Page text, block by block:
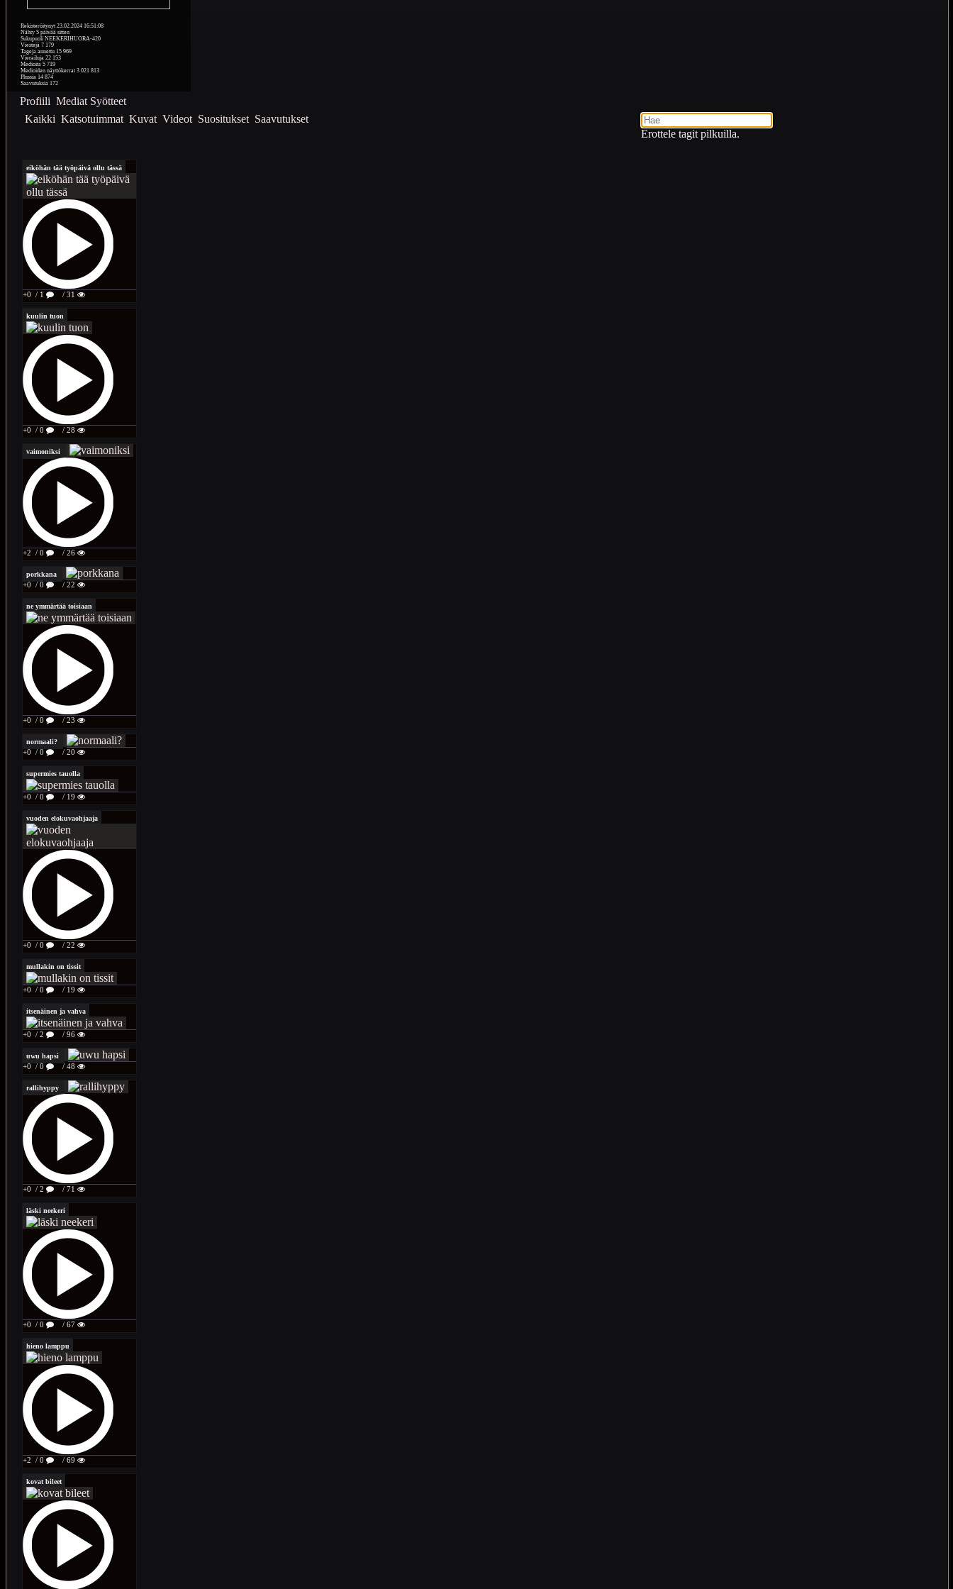
Rekisteröitynyt 23.02.2024 16:51:08
Nähty 5 päivää sitten
Sukupuoli NEEKERIHUORA-420
Viestejä 7 179
Tageja annettu 15 969
Vierailuja 22 153
Medioita 5 719
Medioiden näyttökerrat 3 021 813
Plussia 14 874
Saavutuksia 172
Profiili Mediat Syötteet
Kaikki Katsotuimmat Kuvat Videot Suositukset Saavutukset
Erottele tagit pilkuilla.
eiköhän tää työpäivä ollu tässä
+0 / 1 / 31
kuulin tuon
+0 / 0 / 28
vaimoniksi
+2 / 0 / 26
porkkana
+0 / 0 / 22
ne ymmärtää toisiaan
+0 / 0 / 23
normaali?
+0 / 0 / 20
supermies tauolla
+0 / 0 / 19
vuoden elokuvaohjaaja
+0 / 0 / 22
mullakin on tissit
+0 / 0 / 19
itsenäinen ja vahva
+0 / 2 / 96
uwu hapsi
+0 / 0 / 48
rallihyppy
+0 / 2 / 71
läski neekeri
+0 / 0 / 67
hieno lamppu
+2 / 0 / 69
kovat bileet